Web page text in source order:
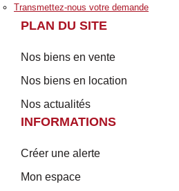
Transmettez-nous votre demande
PLAN DU SITE
Nos biens en vente
Nos biens en location
Nos actualités
INFORMATIONS
Créer une alerte
Mon espace